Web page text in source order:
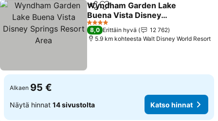
Jaa Lisää suosikkeihin
Wyndham Garden Lake
Buena Vista Disney
Springs Resort Area
Katso hinnat
4 Tähtiluokitus
8,0 Erittäin hyvä
12 762
5.9 km kohteesta Walt Disney World Resort
Alkaen 95 €
Näytä hinnat 14 sivustolta Katso hinnat